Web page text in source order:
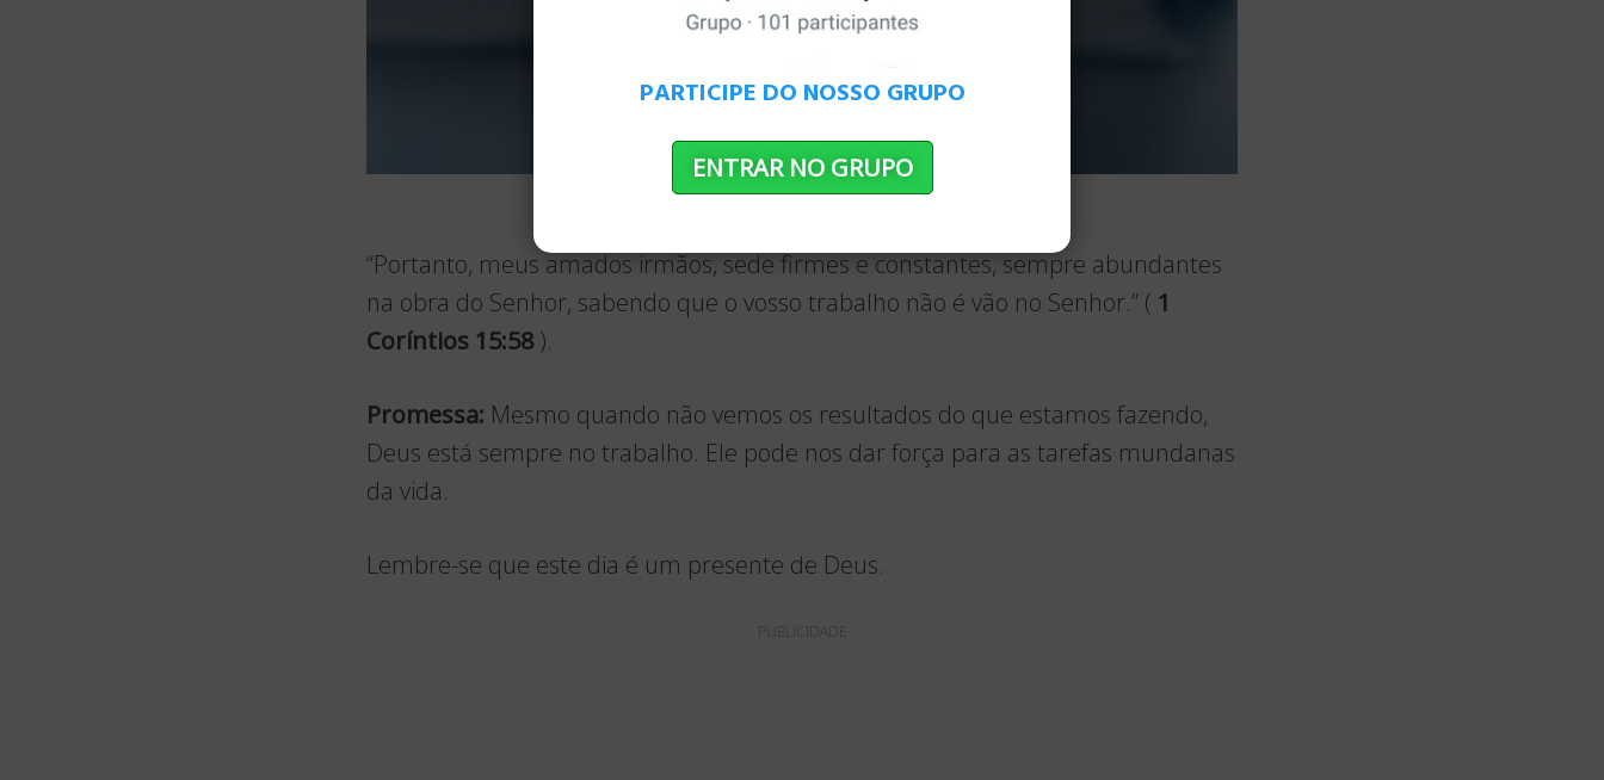
“Portanto, meus amados irmãos, sede firmes e constantes, sempre abundantes
na obra do Senhor, sabendo que o vosso trabalho não é vão no Senhor.” ( 1
Coríntios 15:58).
Promessa: Mesmo quando não vemos os resultados do que estamos fazendo,
Deus está sempre no trabalho. Ele pode nos dar força para as tarefas mundanas
da vida.
Lembre-se que este dia é um presente de Deus.
PUBLICIDADE
PARTICIPE DO NOSSO GRUPO
ENTRAR NO GRUPO